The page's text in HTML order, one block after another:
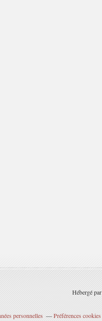
Hébergé par
personnelles Préférences cookies